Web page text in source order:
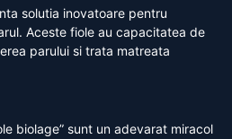
solutia inovatoare pentru
Aceste fiole au capacitatea de
parului si trata matreata
biolage” sunt un adevarat miracol